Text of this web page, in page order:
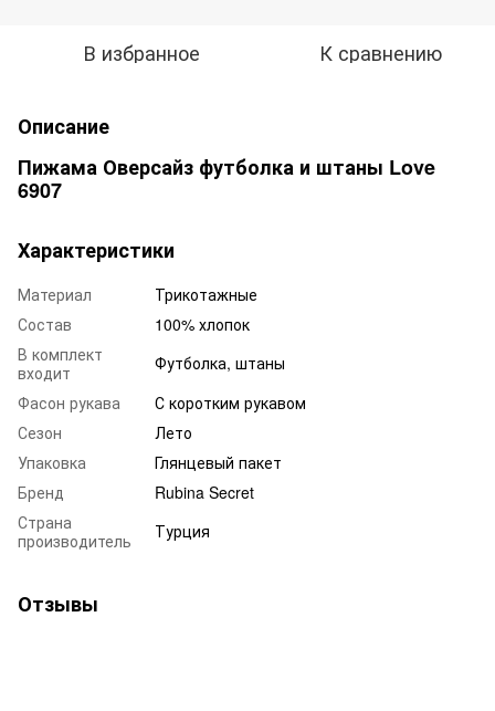
В избранное К сравнению
Описание
Пижама Оверсайз футболка и штаны Love
6907
Характеристики
Материал
Трикотажные
Состав
100% хлопок
В комплект
входит
Футболка, штаны
Фасон рукава
С коротким рукавом
Сезон
Лето
Упаковка
Глянцевый пакет
Бренд
Rubina Secret
Страна
производитель
Турция
Отзывы